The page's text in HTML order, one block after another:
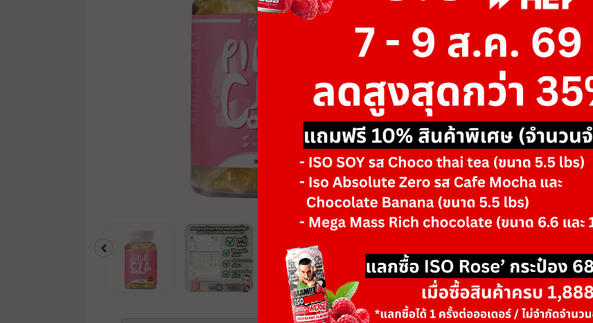
ขนาด 90 Softgels
รสชาติ/ตัวเลือก (For 45 Days)
จำนวน
สินค้าหมด